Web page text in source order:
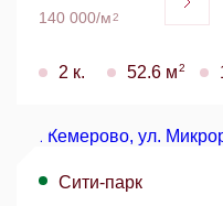
140 000/м2
2 к. 52.6 м2
Сити-парк